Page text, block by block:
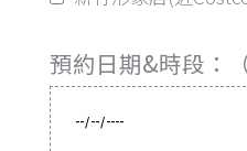
預約日期&時段：